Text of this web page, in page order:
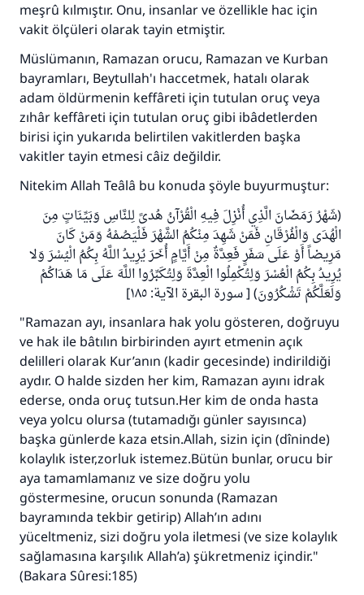
meşrû kılmıştır. Onu, insanlar ve özellikle hac için
vakit ölçüleri olarak tayin etmiştir.
Müslümanın, Ramazan orucu, Ramazan ve Kurban
bayramları, Beytullah'ı haccetmek, hatalı olarak
adam öldürmenin keffâreti için tutulan oruç veya
zıhâr keffâreti için tutulan oruç gibi ibâdetlerden
birisi için yukarıda belirtilen vakitlerden başka
vakitler tayin etmesi câiz değildir.
Nitekim Allah Teâlâ bu konuda şöyle buyurmuştur:
(شَهْرُ رَمَضَانَ الَّذِي أُنْزِلَ فِيهِ الْقُرْآنُ هُدىً لِلنَّاسِ وَبَيِّنَاتٍ مِنَ
الْهُدَى وَالْفُرْقَانِ فَمَنْ شَهِدَ مِنْكُمُ الشَّهْرَ فَلْيَصُمْهُ وَمَنْ كَانَ
مَرِيضاً أَوْ عَلَى سَفَرٍ فَعِدَّةٌ مِنْ أَيَّامٍ أُخَرَ يُرِيدُ اللَّهُ بِكُمُ الْيُسْرَ وَلا
يُرِيدُ بِكُمُ الْعُسْرَ وَلِتُكْمِلُوا الْعِدَّةَ وَلِتُكَبِّرُوا اللَّهَ عَلَى مَا هَدَاكُمْ
وَلَعَلَّكُمْ تَشْكُرُونَ) [ سورة البقرة الآية: ١٨٥]
"Ramazan ayı, insanlara hak yolu gösteren, doğruyu
ve hak ile bâtılın birbirinden ayırt etmenin açık
delilleri olarak Kur’anın (kadir gecesinde) indirildiği
aydır. O halde sizden her kim, Ramazan ayını idrak
ederse, onda oruç tutsun.Her kim de onda hasta
veya yolcu olursa (tutamadığı günler sayısınca)
başka günlerde kaza etsin.Allah, sizin için (dîninde)
kolaylık ister,zorluk istemez.Bütün bunlar, orucu bir
aya tamamlamanız ve size doğru yolu
göstermesine, orucun sonunda (Ramazan
bayramında tekbir getirip) Allah’ın adını
yüceltmeniz, sizi doğru yola iletmesi (ve size kolaylık
sağlamasına karşılık Allah’a) şükretmeniz içindir."
(Bakara Sûresi:185)
110845 Nolu Cevap, bir evliliği
kurtardı.
Ümmete cevapları ulaştırmak için bizi destekle
Rasulullah ﷺ şöyle dedi:
Her kim bir hayra yol gösterirse , hayrı yapan
kişinin sevabı kadar ona sevap yazılır.
(MUSLIM 1893)
Şimdi katkı yapın!